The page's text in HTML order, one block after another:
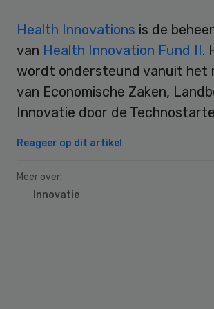
Health Innovations is de
van Health Innovation Fund II.
wordt ondersteund vanuit het
van Economische Zaken,
Innovatie door de
Reageer op dit artikel
Meer over:
Innovatie